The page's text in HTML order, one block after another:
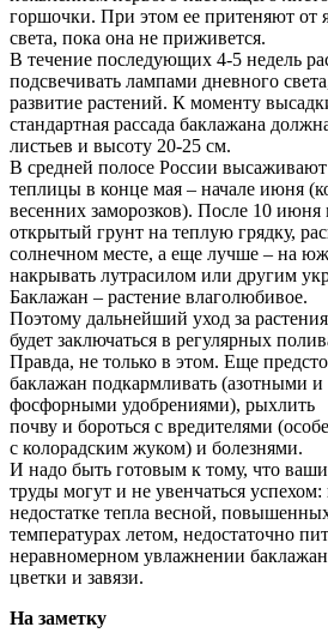
горшочки. При этом ее притеняют от
света, пока она не приживется.
В течение последующих 4-5 недель
подсвечивать лампами дневного
развитие растений. К моменту
стандартная рассада баклажана
листьев и высоту 20-25 см.
В средней полосе России
теплицы в конце мая – начале июня
весенних заморозков). После 10
открытый грунт на теплую грядку,
солнечном месте, а еще лучше – на
накрывать лутрасилом или другим
Баклажан – растение влаголюбивое.
Поэтому дальнейший уход за
будет заключаться в регулярных
Правда, не только в этом. Еще
баклажан подкармливать (азотными и
фосфорными удобрениями), рыхлить
почву и бороться с вредителями
с колорадским жуком) и болезнями.
И надо быть готовым к тому, что ваши
труды могут и не увенчаться успехом:
недостатке тепла весной,
температурах летом, недостаточно
неравномерном увлажнении
цветки и завязи.
На заметку